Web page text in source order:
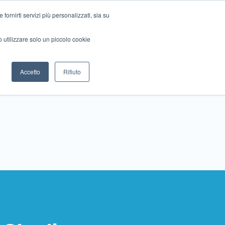
fornirti servizi più personalizzati, sia su
utilizzare solo un piccolo cookie
Accetto Rifiuto